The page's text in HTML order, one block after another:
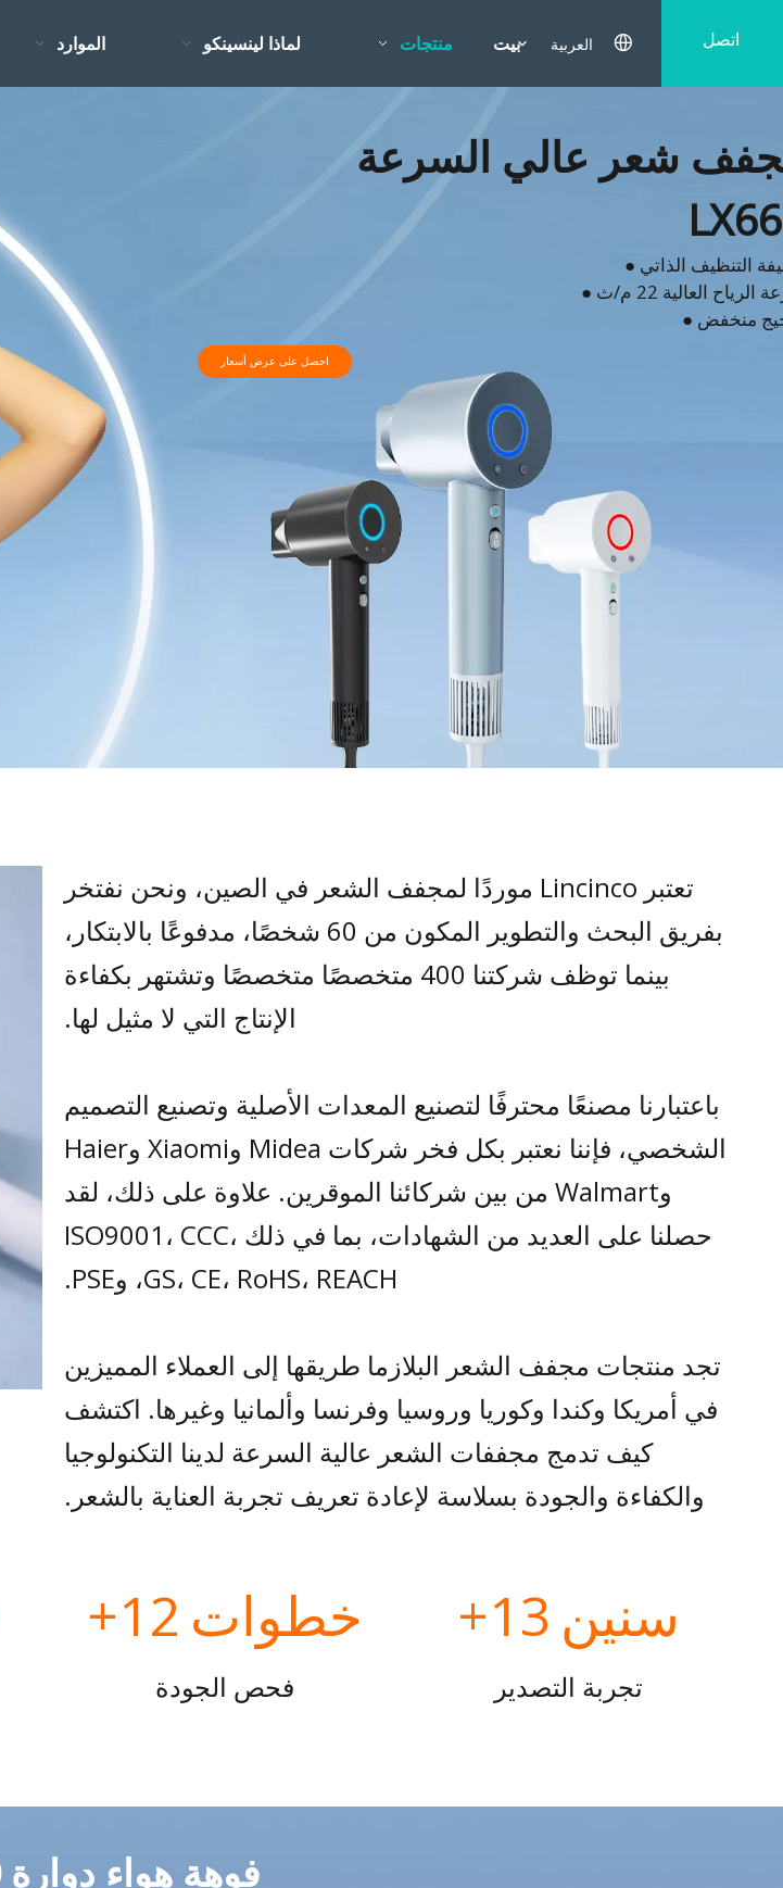
بيت منتجات لماذا لينسينكو الموارد العربية
اتصل
بنا
شعر عالي السرعة
التنظيف الذاتي
الرياح العالية 22 م/ث
منخفض
احصل على عرض أسعار
تعتبر Lincinco موردًا لمجفف الشعر في الصين، ونحن نفتخر
بفريق البحث والتطوير المكون من 60 شخصًا، مدفوعًا بالابتكار،
بينما توظف شركتنا 400 متخصصًا متخصصًا وتشتهر بكفاءة
الإنتاج التي لا مثيل لها.
باعتبارنا مصنعًا محترفًا لتصنيع المعدات الأصلية وتصنيع التصميم
الشخصي، فإننا نعتبر بكل فخر شركات Midea وXiaomi وHaier
وWalmart من بين شركائنا الموقرين. علاوة على ذلك، لقد
حصلنا على العديد من الشهادات، بما في ذلك ISO9001، CCC،
GS، CE، RoHS، REACH، وPSE.
تجد منتجات مجفف الشعر البلازما طريقها إلى العملاء المميزين
في أمريكا وكندا وكوريا وروسيا وفرنسا وألمانيا وغيرها. اكتشف
كيف تدمج مجففات الشعر عالية السرعة لدينا التكنولوجيا
والكفاءة والجودة بسلاسة لإعادة تعريف تجربة العناية بالشعر.
13+ سنين
تجربة التصدير
12+ خطوات
فحص الجودة
فوهة هواء دوارة 360 درجة